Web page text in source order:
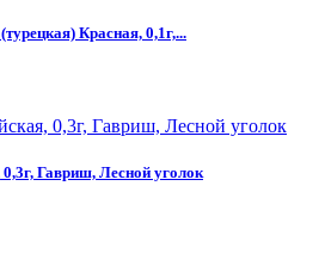
Красная, 0,1г,...
Гавриш, Лесной уголок